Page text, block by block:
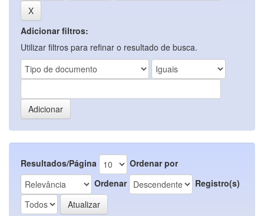
Adicionar filtros:
Utilizar filtros para refinar o resultado de busca.
Resultados/Página
Ordenar por
Ordenar
Registro(s)